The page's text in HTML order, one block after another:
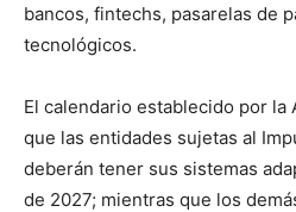
bancos, fintechs, pasarelas de
tecnológicos.
El calendario establecido por la
que las entidades sujetas al
deberán tener sus sistemas
de 2027; mientras que los